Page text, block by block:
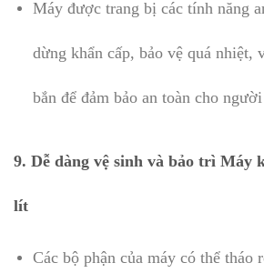
Máy được trang bị các tính năng
dừng khẩn cấp, bảo vệ quá nhiệt,
bắn để đảm bảo an toàn cho
9. Dễ dàng vệ sinh và bảo trì Máy
lít
Các bộ phận của máy có thể tháo